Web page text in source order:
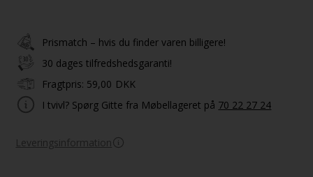
Prismatch – hvis du finder varen billigere!
30 dages tilfredshedsgaranti!
Fragtpris: 59,00 DKK
I tvivl? Spørg Gitte fra Møbellageret på 70 22 27 24
Leveringsinformation